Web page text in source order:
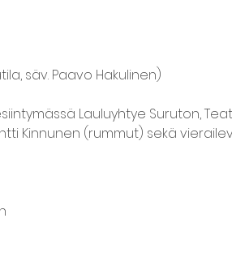
säv. Paavo Hakulinen)
Lauluyhtye Suruton,
Kinnunen (rummut) sekä